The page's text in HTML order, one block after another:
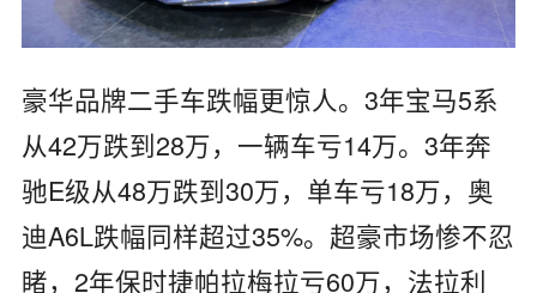
豪华品牌二手车跌幅更惊人。3年宝马5系
从42万跌到28万，一辆车亏14万。3年奔
驰E级从48万跌到30万，单车亏18万，奥
迪A6L跌幅同样超过35%。超豪市场惨不忍
睹，2年保时捷帕拉梅拉亏60万，法拉利